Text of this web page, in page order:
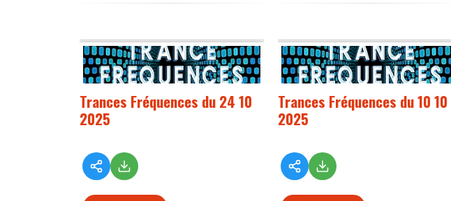
Trances Fréquences du 24 10
2025
Trances Fréquences du 10 10
2025